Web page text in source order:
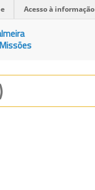
Acesso à informação